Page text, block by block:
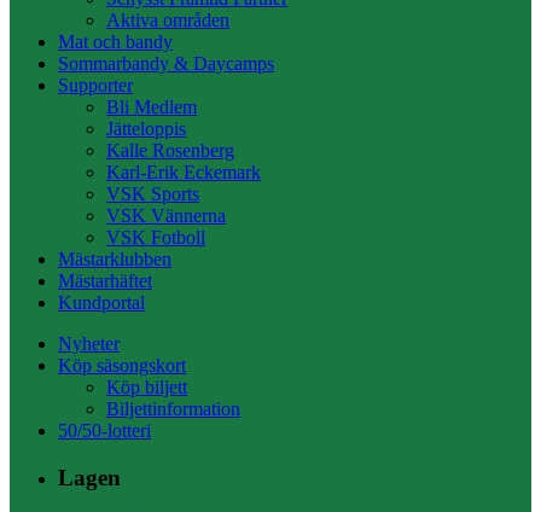
Aktiva områden
Mat och bandy
Sommarbandy & Daycamps
Supporter
Bli Medlem
Jätteloppis
Kalle Rosenberg
Karl-Erik Eckemark
VSK Sports
VSK Vännerna
VSK Fotboll
Mästarklubben
Mästarhäftet
Kundportal
Nyheter
Köp säsongskort
Köp biljett
Biljettinformation
50/50-lotteri
Lagen